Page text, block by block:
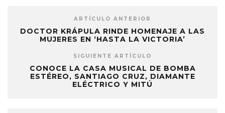
ARTÍCULO ANTERIOR
DOCTOR KRÁPULA RINDE HOMENAJE A LAS
MUJERES EN ‘HASTA LA VICTORIA’
SIGUIENTE ARTÍCULO
CONOCE LA CASA MUSICAL DE BOMBA
ESTÉREO, SANTIAGO CRUZ, DIAMANTE
ELÉCTRICO Y MITÚ